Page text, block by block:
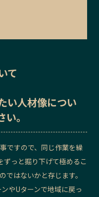
て
い人材像につい
。
ですので、同じ作業を繰
ずっと掘り下げて極めるこ
ではないかと存じます。
やUターンで地域に戻っ